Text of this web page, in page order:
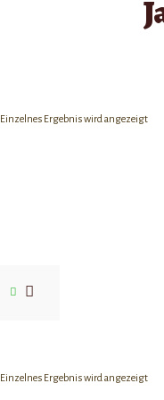
Einzelnes Ergebnis wird angezeigt
Einzelnes Ergebnis wird angezeigt